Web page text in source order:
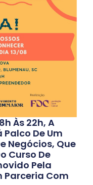
Às 22h, A
De Um
Negócios, Que
Curso De
Pela
Parceria Com